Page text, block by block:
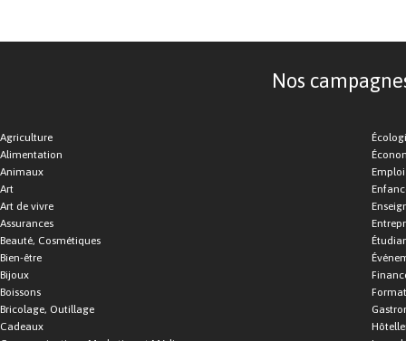
Nos
Agriculture
Alimentation
Animaux
Art
Art de vivre
Assurances
Beauté, Cosmétiques
Bien-être
Bijoux
Boissons
Bricolage, Outillage
Cadeaux
Emploi